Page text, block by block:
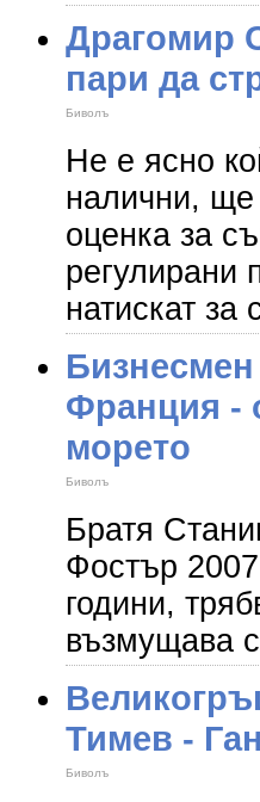
Драгомир
пари да
Биволъ
Не е ясно
налични, ще
оценка за
регулирани
натискат за
Франция -
морето
Биволъ
Братя
Фостър
години,
възмущава
Тимев -
Биволъ